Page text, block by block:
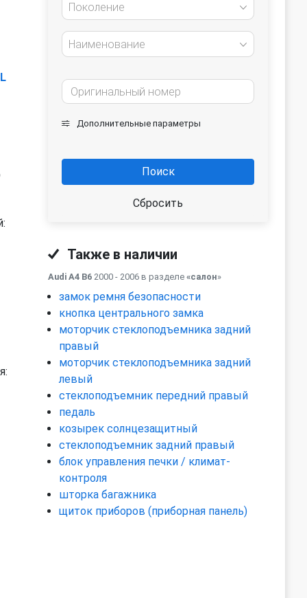
Поколение
Наименование
Дополнительные параметры
Поиск
Сбросить
Также в наличии
Audi A4 B6 2000 - 2006 в разделе «салон»
замок ремня безопасности
кнопка центрального замка
моторчик стеклоподъемника задний
правый
моторчик стеклоподъемника задний
левый
стеклоподъемник передний правый
педаль
козырек солнцезащитный
стеклоподъемник задний правый
блок управления печки / климат-
контроля
шторка багажника
щиток приборов (приборная панель)